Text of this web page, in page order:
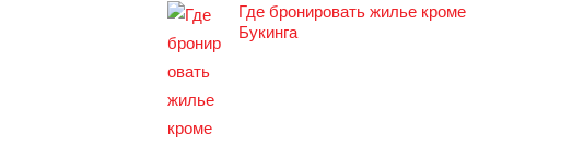
Где бронировать жилье кроме
Букинга